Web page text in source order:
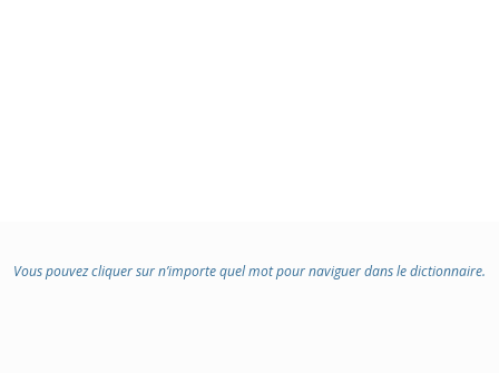
Vous pouvez cliquer sur n’importe quel mot pour naviguer dans le dictionnaire.